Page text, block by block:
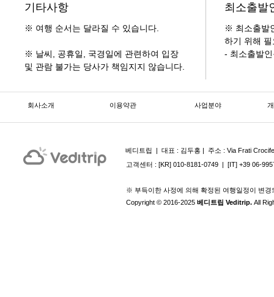
기타사항
※ 여행 순서는 달라질 수 있습니다.
※ 날씨, 공휴일, 국경일에 관련하여 입장
및 관람 불가는 당사가 책임지지 않습니다.
최소출발
※ 최소출발
하기 위해
- 최소출발
회사소개 이용약관 사업분야
베디트립 | ​ 대표 : 김두홍 | 주소 : Via Frati
고객센터 : [KR] 010-8181-0749 | [IT] +39 06-
※ 부득이한 사정에 의해 확정된 여행일정이 변
Copyright © 2016-2025 베디트립 Veditrip. All